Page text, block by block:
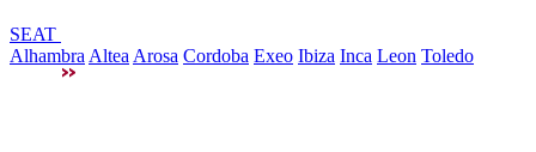
SEAT
Alhambra Altea Arosa Cordoba Exeo Ibiza Inca Leon Toledo